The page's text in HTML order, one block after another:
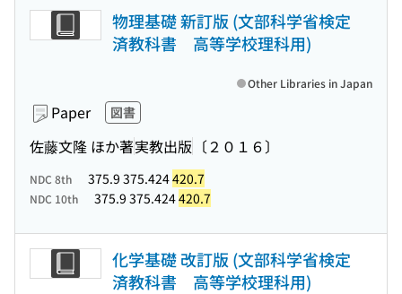
物理基礎 新訂版 (文部科学省検定
済教科書 高等学校理科用)
Paper 図書
佐藤文隆 ほか著実教出版 〔２０１６〕
Other Libraries in Japan
NDC 8th 375.9 375.424420.7
NDC 10th 375.9 375.424420.7
化学基礎 改訂版 (文部科学省検定
済教科書 高等学校理科用)